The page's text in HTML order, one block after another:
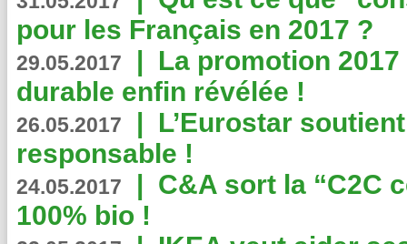
pour les Français en 2017 ?
29.05.2017 | La promotion
durable enfin révélée !
26.05.2017 | L’Eurostar
responsable !
24.05.2017 | C&A sort la “C2C
100% bio !